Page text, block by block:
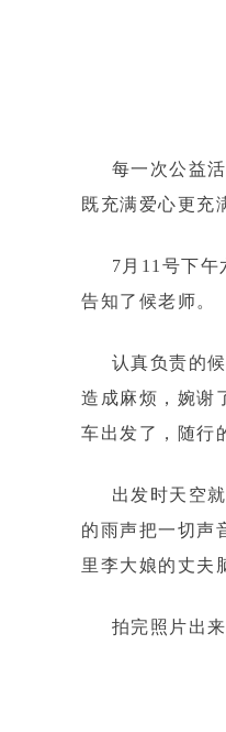
每一次公益活
既充满爱心更充
7月11号下午
告知了候老师。
认真负责的候
造成麻烦，婉谢
车出发了，随行
出发时天空就
的雨声把一切声
里李大娘的丈夫
拍完照片出来